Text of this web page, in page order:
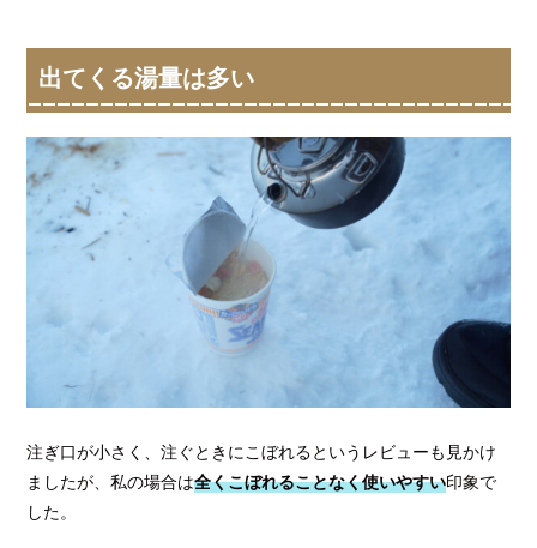
出てくる湯量は多い
注ぎ口が小さく、注ぐときにこぼれるというレビューも見かけ
ましたが、私の場合は全くこぼれることなく使いやすい印象で
した。